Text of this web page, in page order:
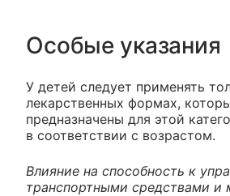
Особые указания
У детей следует применять
лекарственных формах,
предназначены для этой
в соответствии с возрастом.
Влияние на способность к
транспортными средствами и